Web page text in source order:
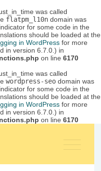
was called
flatpm_l10n domain was
for some code in the
should be loaded at the
in WordPress for more
in version 6.7.0.) in
on line 6170
was called
wordpress-seo domain was
for some code in the
should be loaded at the
in WordPress for more
in version 6.7.0.) in
on line 6170